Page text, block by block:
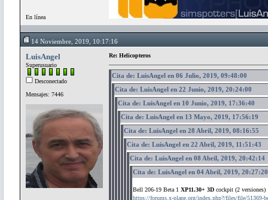
En línea
14 Noviembre, 2019, 10:17:16
LuisAngel
Superusuario
Desconectado
Mensajes: 7446
Re: Helicopteros
Cita de: LuisAngel en 06 Julio, 2019, 09:48:00
Cita de: LuisAngel en 22 Junio, 2019, 20:24:00
Cita de: LuisAngel en 10 Junio, 2019, 17:36:40
Cita de: LuisAngel en 13 Mayo, 2019, 17:56:19
Cita de: LuisAngel en 28 Abril, 2019, 08:16:55
Cita de: LuisAngel en 22 Abril, 2019, 11:51:43
Cita de: LuisAngel en 08 Abril, 2019, 20:42:14
Cita de: LuisAngel en 04 Abril, 2019, 20:27:20
Bell 206-19 Beta 1 XP11.30+ 3D cockpit (2 versiones)
https://forums.x-plane.org/index.php?/files/file/51369-